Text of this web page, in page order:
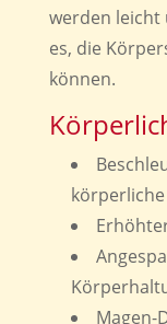
werden leicht
es, die
können.
Magen-